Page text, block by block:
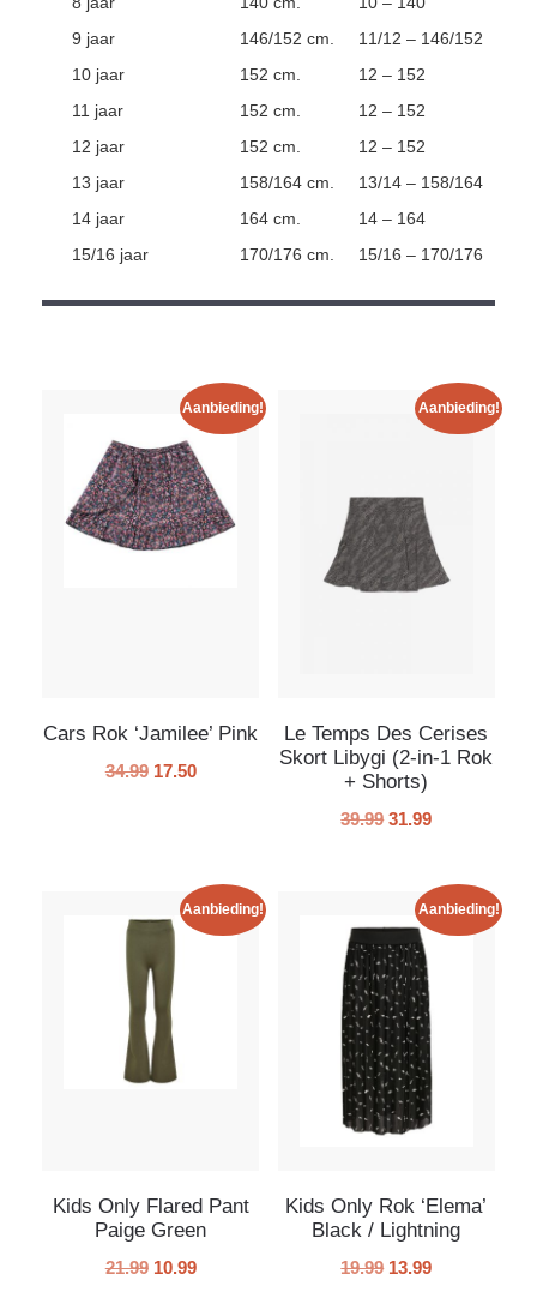
9 jaar
146/152 cm.
11/12 – 146/152
10 jaar
152 cm.
12 – 152
11 jaar
152 cm.
12 – 152
12 jaar
152 cm.
12 – 152
13 jaar
158/164 cm.
13/14 – 158/164
14 jaar
164 cm.
14 – 164
15/16 jaar
170/176 cm. 15/16 – 170/176
Aanbieding!
Cars Rok ‘Jamilee’ Pink
34.99 17.50
Aanbieding!
Le Temps Des Cerises
Skort Libygi (2-in-1 Rok
+ Shorts)
39.99 31.99
Aanbieding!
Kids Only Flared Pant
Paige Green
21.99 10.99
Aanbieding!
Kids Only Rok ‘Elema’
Black / Lightning
19.99 13.99